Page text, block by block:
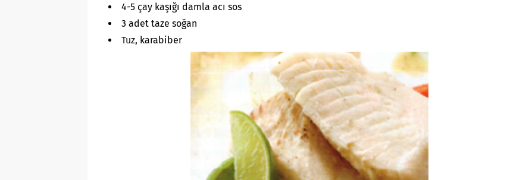
4-5 çay kaşığı damla acı sos
3 adet taze soğan
Tuz, karabiber